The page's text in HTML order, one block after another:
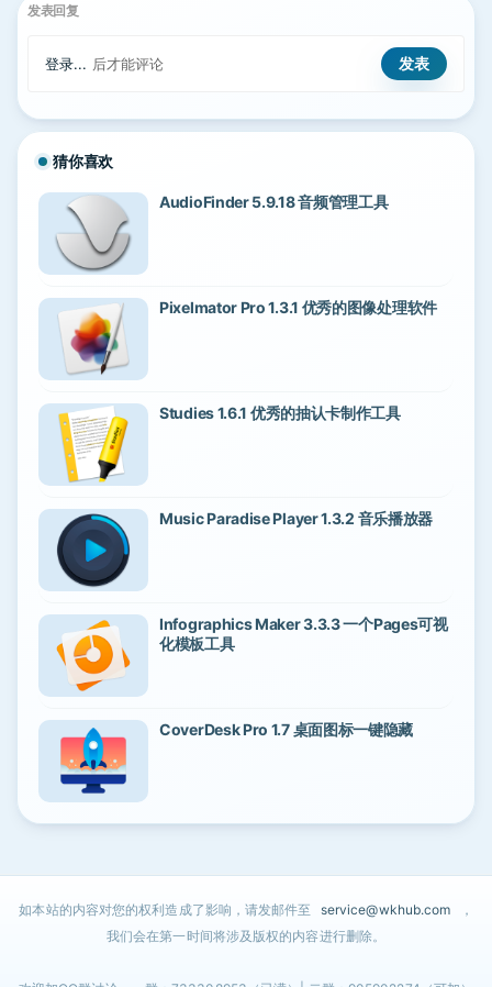
发表回复
登录... 后才能评论
猜你喜欢
AudioFinder 5.9.18 音频管理工具
Pixelmator Pro 1.3.1 优秀的图像处理软件
Studies 1.6.1 优秀的抽认卡制作工具
Music Paradise Player 1.3.2 音乐播放器
Infographics Maker 3.3.3 一个Pages可视
化模板工具
CoverDesk Pro 1.7 桌面图标一键隐藏
如本站的内容对您的权利造成了影响，请发邮件至 service@wkhub.com
，
我们会在第一时间将涉及版权的内容进行删除。